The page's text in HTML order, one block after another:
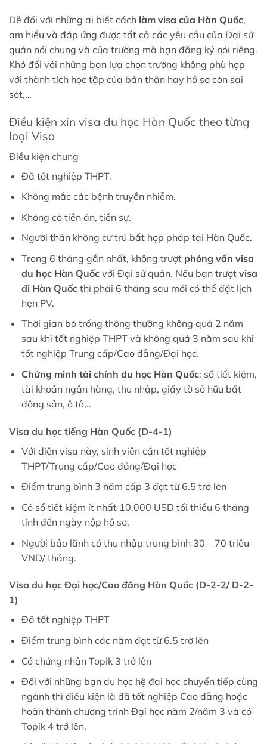
Dễ đối với những ai biết cách làm visa của Hàn Quốc,
am hiểu và đáp ứng được tất cả các yêu cầu của Đại sứ
quán nói chung và của trường mà bạn đăng ký nói riêng.
Khó đối với những bạn lựa chọn trường không phù hợp
với thành tích học tập của bản thân hay hồ sơ còn sai
sót,…
Điều kiện xin visa du học Hàn Quốc theo từng
loại Visa
Điều kiện chung
Đã tốt nghiệp THPT.
Không mắc các bệnh truyền nhiễm.
Không có tiền án, tiền sự.
Người thân không cư trú bất hợp pháp tại Hàn Quốc.
Trong 6 tháng gần nhất, không trượt phỏng vấn visa
du học Hàn Quốcvới Đại sứ quán. Nếu bạn trượt visa
đi Hàn Quốcthì phải 6 tháng sau mới có thể đặt lịch
hẹn PV.
Thời gian bỏ trống thông thường không quá 2 năm
sau khi tốt nghiệp THPT và không quá 3 năm sau khi
tốt nghiệp Trung cấp/Cao đẳng/Đại học.
Chứng minh tài chính du học Hàn Quốc: sổ tiết kiệm,
tài khoản ngân hàng, thu nhập, giấy tờ sở hữu bất
động sản, ô tô,..
Visa du học tiếng Hàn Quốc (D-4-1)
Với diện visa này, sinh viên cần tốt nghiệp
THPT/Trung cấp/Cao đẳng/Đại học
Điểm trung bình 3 năm cấp 3 đạt từ 6.5 trở lên
Có sổ tiết kiệm ít nhất 10.000 USD tối thiểu 6 tháng
tính đến ngày nộp hồ sơ.
Người bảo lãnh có thu nhập trung bình 30 – 70 triệu
VND/ tháng.
Visa du học Đại học/Cao đẳng Hàn Quốc (D-2-2/ D-2-
1)
Đã tốt nghiệp THPT
Điểm trung bình các năm đạt từ 6.5 trở lên
Có chứng nhận Topik 3 trở lên
Đối với những bạn du học hệ đại học chuyển tiếp cùng
ngành thì điều kiện là đã tốt nghiệp Cao đẳng hoặc
hoàn thành chương trình Đại học năm 2/năm 3 và có
Topik 4 trở lên.